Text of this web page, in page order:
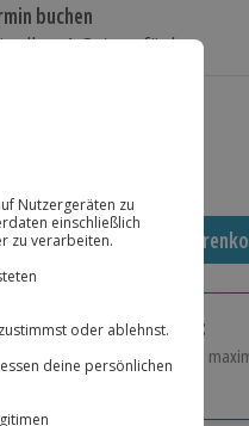
buchen
an 1 Ort verfügbar
In den
das richtige Geschenk:
Auswahl, volle Flexibilität und
Große Auswahl